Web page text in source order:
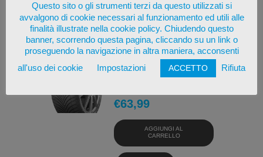
OSSERVA
KUMHO HA32 195/65
R15 95V PNEUMATICI 4
€63,99
AGGIUNGI AL
CARRELLO
Questo sito o gli strumenti terzi da questo utilizzati si
avvalgono di cookie necessari al funzionamento ed utili alle
finalità illustrate nella cookie policy. Chiudendo questo
banner, scorrendo questa pagina, cliccando su un link o
proseguendo la navigazione in altra maniera, acconsenti
all'uso dei cookie
Impostazioni ACCETTO Rifiuta